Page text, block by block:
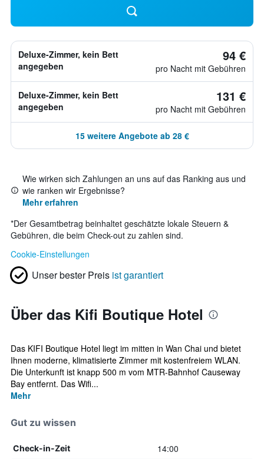
Deluxe-Zimmer, kein Bett
angegeben
94 €
pro Nacht mit Gebühren
Deluxe-Zimmer, kein Bett
angegeben
131 €
pro Nacht mit Gebühren
15 weitere Angebote ab 28 €
Wie wirken sich Zahlungen an uns auf das Ranking aus und
wie ranken wir Ergebnisse?
Mehr erfahren
*Der Gesamtbetrag beinhaltet geschätzte lokale Steuern &
Gebühren, die beim Check-out zu zahlen sind.
Cookie-Einstellungen
Unser bester Preis ist garantiert
Über das Kifi Boutique Hotel
Das KIFI Boutique Hotel liegt im mitten in Wan Chai und bietet
Ihnen moderne, klimatisierte Zimmer mit kostenfreiem WLAN.
Die Unterkunft ist knapp 500 m vom MTR-Bahnhof Causeway
Bay entfernt. Das Wifi...
Mehr
Gut zu wissen
Check-in-Zeit 14:00